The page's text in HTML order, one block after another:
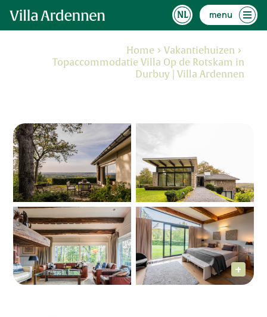
menu
Home
Vakantiehuizen
Topaccommodatie Villa Op de Rotskam in
Durbuy | Villa Ardennen